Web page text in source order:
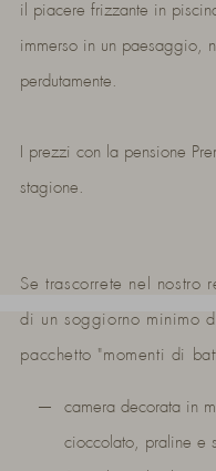
il piacere frizzante in
immerso in un paesaggio,
perdutamente.
I prezzi con la pensione
stagione.
Se trascorrete nel nostro
di un soggiorno minimo
pacchetto "momenti di
camera decorata in
cioccolato, praline e